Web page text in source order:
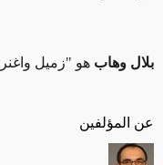
عن المؤلفين
بلال وهاب هو "زميل